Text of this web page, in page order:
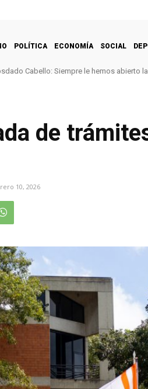
POLÍTICA ECONOMÍA SOCIAL
Cabello: Siempre le hemos abierto
de
10, 2026